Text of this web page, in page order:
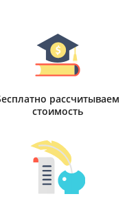
рассчитываем
стоимость